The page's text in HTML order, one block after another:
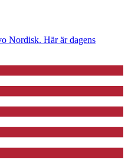
Nordisk. Här är dagens